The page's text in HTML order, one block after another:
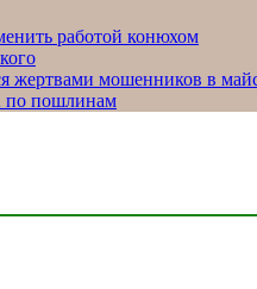
работой конюхом
жертвами мошенников в
по пошлинам